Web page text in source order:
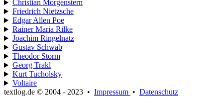
Christian Morgenstern
Friedrich Nietzsche
Edgar Allen Poe
Rainer Maria Rilke
Joachim Ringelnatz
Gustav Schwab
Theodor Storm
Georg Trakl
Kurt Tucholsky
Voltaire
textlog.de © 2004 - 2023 • Impressum • Datenschutz